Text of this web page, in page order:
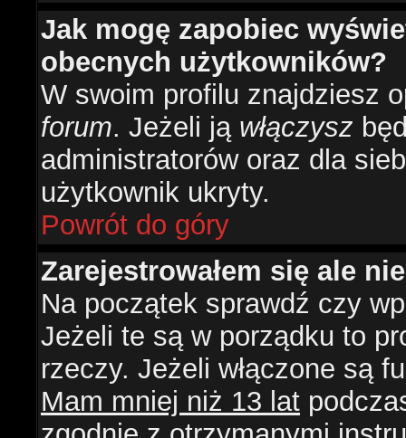
Jak mogę zapobiec
obecnych użytkowników?
W swoim profilu znajdziesz
forum. Jeżeli ją włączysz
administratorów oraz dla
użytkownik ukryty.
Powrót do góry
Zarejestrowałem się ale
Na początek sprawdź czy
Jeżeli te są w porządku to
rzeczy. Jeżeli włączone są
Mam mniej niż 13 lat